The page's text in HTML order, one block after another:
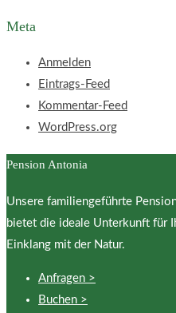
Meta
Anmelden
Eintrags-Feed
Kommentar-Feed
WordPress.org
Pension Antonia
Unsere familiengeführte
bietet die ideale Unterkunft für
Einklang mit der Natur.
Anfragen >
Buchen >